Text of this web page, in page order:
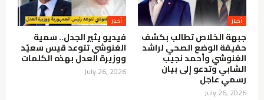
أخبار
جبهة الخلاص تطالب بكشف
حقيقة الوضع الصحي لراشد
الغنوشي وأحمد نجيب
الشابي وتدعو إلى بيان
رسمي عاجل
July 26, 2026
أخبار
فيديو يثير الجدل.. سمية
الغنوشي تتوعد قيس سعيّد
ووزيرة العدل بهذه الكلمات
July 26, 2026